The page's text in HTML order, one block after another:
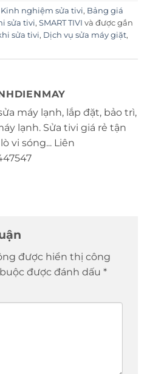
Kinh nghiệm sửa tivi, Bảng giá
sửa tivi, SMART TIVI và được gắn
sửa tivi, Dịch vụ sửa máy giặt,
máy lạnh, lắp đặt, bảo trì,
lạnh. Sửa tivi giá rẻ tận
vi sóng... Liên
được hiển thị công
được đánh dấu *